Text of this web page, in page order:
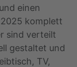
einen
komplett
sind verteilt
gestaltet und
TV,